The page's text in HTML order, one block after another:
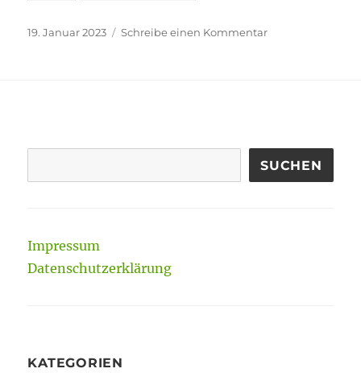
Veröffentlicht
19. Januar 2023 Schreibe einen Kommentarzu
DBR-
Netzwerks
SUCHEN
Impressum
Datenschutzerklärung
KATEGORIEN